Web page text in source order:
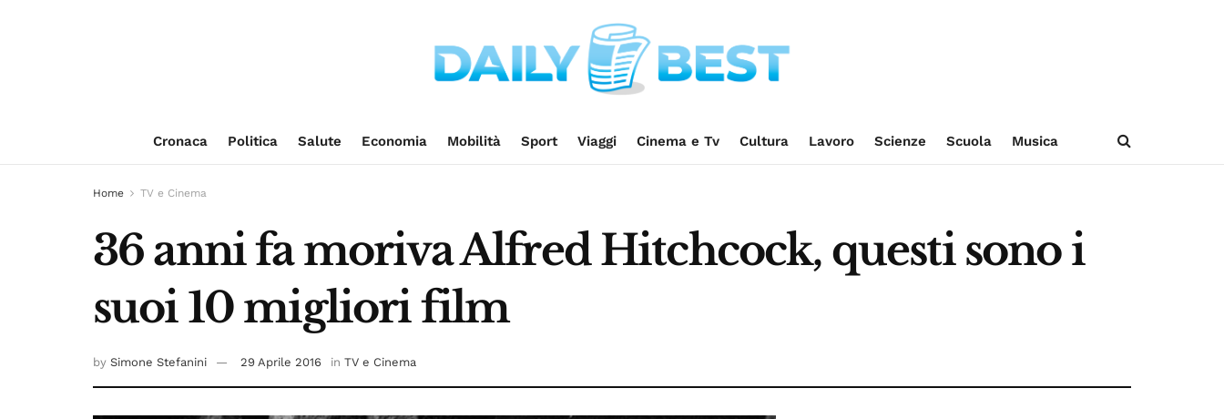
Cronaca Politica Salute Economia Mobilità Sport Viaggi Cinema e Tv Cultura Lavoro Scienze Scuola Musica
Home TV e Cinema
36 anni fa moriva Alfred Hitchcock, questi sono i
suoi 10 migliori film
by Simone Stefanini 29 Aprile 2016 in TV e Cinema